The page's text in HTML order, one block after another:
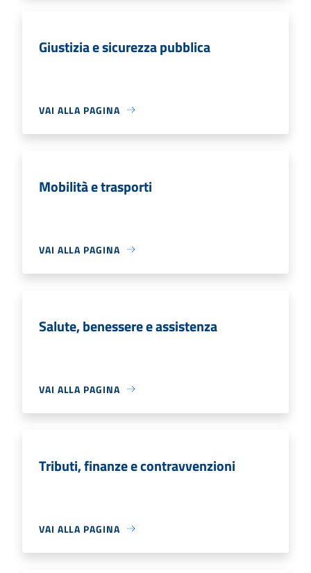
Giustizia e sicurezza pubblica
VAI ALLA PAGINA
Mobilità e trasporti
VAI ALLA PAGINA
Salute, benessere e assistenza
VAI ALLA PAGINA
Tributi, finanze e contravvenzioni
VAI ALLA PAGINA